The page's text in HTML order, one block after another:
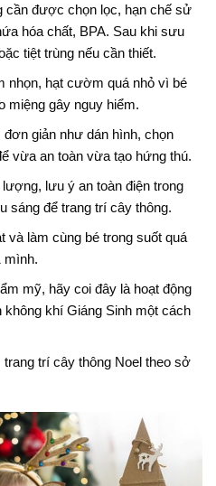
cần được chọn lọc, hạn chế sử
hóa chất, BPA. Sau khi sưu
tiệt trùng nếu cần thiết.
nhọn, hạt cườm quá nhỏ vì bé
miệng gây nguy hiểm.
giản như dán hình, chọn
vừa an toàn vừa tạo hứng thú.
lưu ý an toàn điện trong
sáng để trang trí cây thông.
và làm cùng bé trong suốt quá
mình.
mỹ, hãy coi đây là hoạt động
khí Giáng Sinh một cách
trí cây thông Noel theo sở